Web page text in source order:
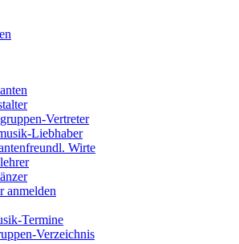
Vertreter
Liebhaber
Wirte
anmelden
Termine
Verzeichnis